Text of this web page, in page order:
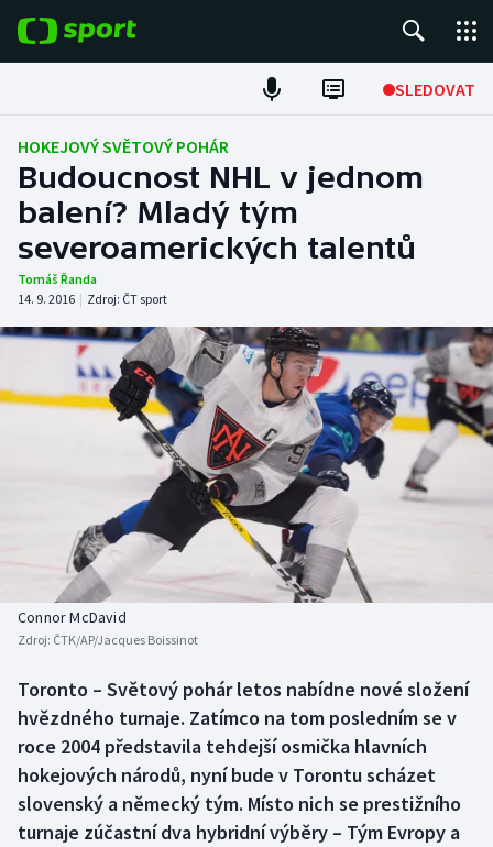
SLEDOVAT
Fotbal
Hokej
Tenis
Atletika
Cyklistika
DALŠÍ SPORTY
Americký fotbal
Baseball a softbal
Basketbal
Biatlon
Box
Curling
Dostihy
NEPŘEHLÉDNĚTE
Historické návraty
Aplikace ČT sport
HOKEJOVÝ SVĚTOVÝ POHÁR
Budoucnost NHL v jednom
balení? Mladý tým
severoamerických talentů
Tomáš Řanda
14. 9. 2016 | Zdroj: ČT sport
Connor McDavid
Zdroj: ČTK/AP/Jacques Boissinot
Toronto – Světový pohár letos nabídne nové složení
hvězdného turnaje. Zatímco na tom posledním se v
roce 2004 představila tehdejší osmička hlavních
hokejových národů, nyní bude v Torontu scházet
slovenský a německý tým. Místo nich se prestižního
turnaje zúčastní dva hybridní výběry – Tým Evropy a